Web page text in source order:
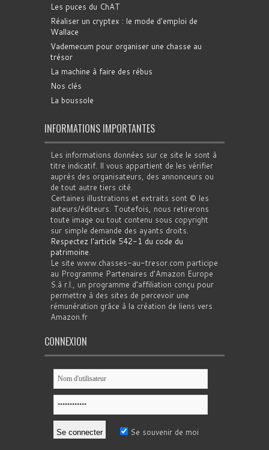
Les puces du ChAT
Réaliser un cryptex : le mode d'emploi de
Wallace
Vademecum pour organiser une chasse au
trésor
La machine à faire des rébus
Nos clés
La boussole
INFORMATIONS IMPORTANTES
Les informations données sur ce site le sont à
titre indicatif. Il vous appartient de les vérifier
auprès des organisateurs, des annonceurs ou
de tout autre tiers cité.
Certaines illustrations et extraits sont © les
auteurs/éditeurs. Toutefois, nous retirerons
toute image ou tout contenu sous copyright
sur simple demande des ayants droits.
Respectez l'article 542-1 du code du
patrimoine.
Le site www.chasses-au-tresor.com participe
au Programme Partenaires d’Amazon Europe
S.à r.l., un programme d’affiliation conçu pour
permettre à des sites de percevoir une
rémunération grâce à la création de liens vers
Amazon.fr
CONNEXION
Se souvenir de moi